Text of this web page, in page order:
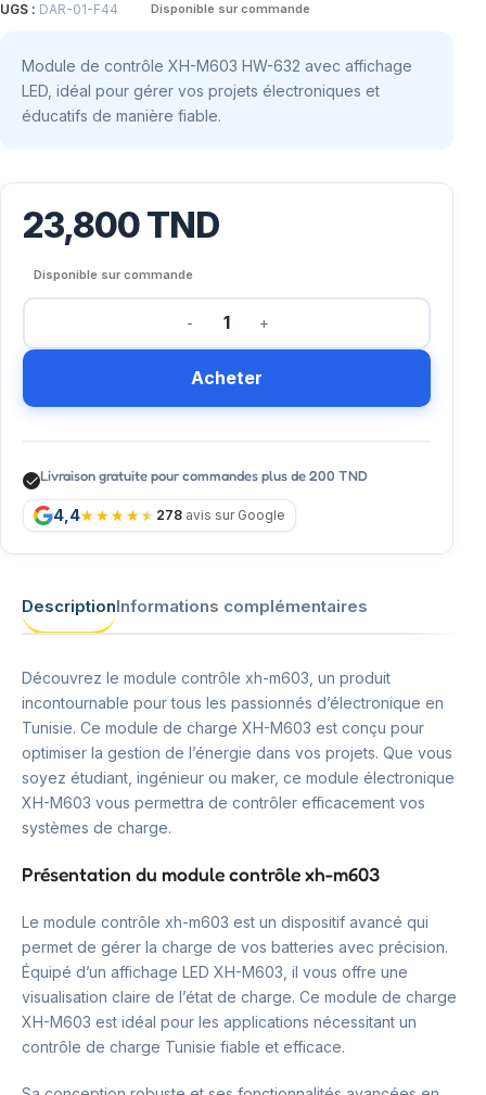
UGS : DAR-01-F44 Disponible sur commande
Module de contrôle XH-M603 HW-632 avec affichage
LED, idéal pour gérer vos projets électroniques et
éducatifs de manière fiable.
23,800TND
Disponible sur commande
Acheter
Livraison gratuite pour commandes plus de 200 TND
4,4 278 avis sur Google
DescriptionInformations complémentaires
Découvrez le module contrôle xh-m603, un produit
incontournable pour tous les passionnés d’électronique en
Tunisie. Ce module de charge XH-M603 est conçu pour
optimiser la gestion de l’énergie dans vos projets. Que vous
soyez étudiant, ingénieur ou maker, ce module électronique
XH-M603 vous permettra de contrôler efficacement vos
systèmes de charge.
Présentation du module contrôle xh-m603
Le module contrôle xh-m603 est un dispositif avancé qui
permet de gérer la charge de vos batteries avec précision.
Équipé d’un affichage LED XH-M603, il vous offre une
visualisation claire de l’état de charge. Ce module de charge
XH-M603 est idéal pour les applications nécessitant un
contrôle de charge Tunisie fiable et efficace.